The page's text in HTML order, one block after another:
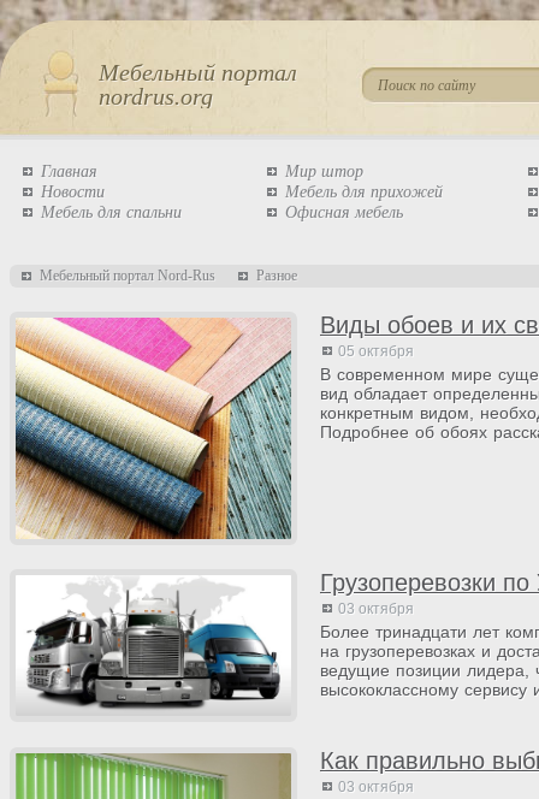
Мебельный портал
nordrus.org
Главная
Новости
Мебель для спальни
Мир штор
Мебель для прихожей
Офисная мебель
Мебельный портал Nord-Rus Разное
Виды обоев и их
05 октября
В современном мире
вид обладает
конкретным видом,
Подробнее об обоях
Грузоперевозки
03 октября
Более тринадцати лет
на грузоперевозках и
ведущие позиции лидера,
высококлассному сервису
Как правильно
03 октября